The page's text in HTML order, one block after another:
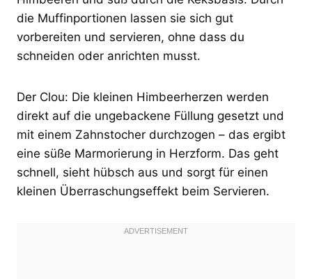
die Muffinportionen lassen sie sich gut
vorbereiten und servieren, ohne dass du
schneiden oder anrichten musst.
Der Clou: Die kleinen Himbeerherzen werden
direkt auf die ungebackene Füllung gesetzt und
mit einem Zahnstocher durchzogen – das ergibt
eine süße Marmorierung in Herzform. Das geht
schnell, sieht hübsch aus und sorgt für einen
kleinen Überraschungseffekt beim Servieren.